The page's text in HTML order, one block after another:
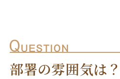
部署の雰囲気は？